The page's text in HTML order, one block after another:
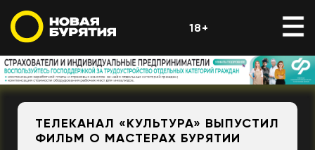
18+
ТЕЛЕКАНАЛ «КУЛЬТУРА» ВЫПУСТИЛ
ФИЛЬМ О МАСТЕРАХ БУРЯТИИ